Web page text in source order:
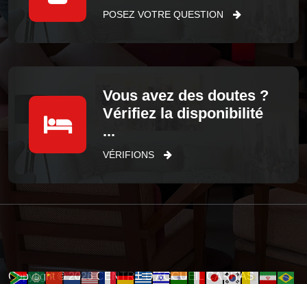
POSEZ VOTRE QUESTION
Vous avez des doutes ?
Vérifiez la disponibilité
...
VÉRIFIONS
Copytight © 2026 CENTRE D'ACCUEIL CARITAS